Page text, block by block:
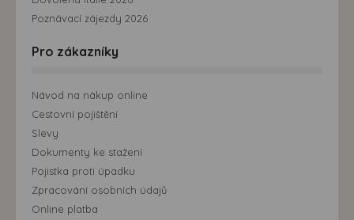
Poznávací zájezdy 2026
Pro zákazníky
Návod na nákup online
Cestovní pojištění
Slevy
Dokumenty ke stažení
Pojistka proti úpadku
Zpracování osobních údajů
Online platba